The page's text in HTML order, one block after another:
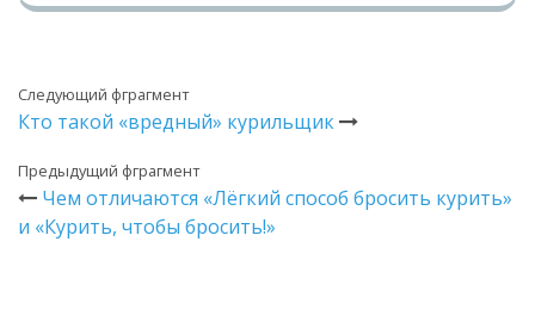
Предыдущий фграгмент
Чем отличаются «Лёгкий способ бросить курить»
и «Курить, чтобы бросить!»
Следующий фграгмент
Кто такой «вредный» курильщик